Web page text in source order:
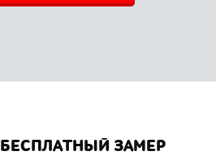
БЕСПЛАТНЫЙ ЗАМЕР